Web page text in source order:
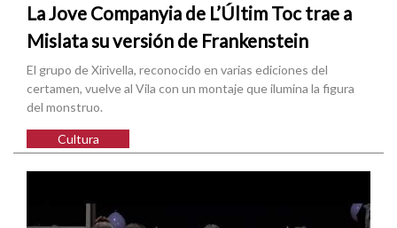
La Jove Companyia de L’Últim Toc trae a
Mislata su versión de Frankenstein
El grupo de Xirivella, reconocido en varias ediciones del
certamen, vuelve al Vila con un montaje que ilumina la figura
del monstruo.
Cultura